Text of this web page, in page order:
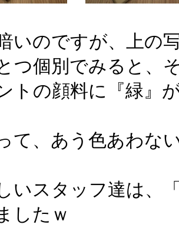
いのですが、上の
つ個別でみると、
トの顔料に『緑』
て、あう色あわな
いスタッフ達は、
したｗ